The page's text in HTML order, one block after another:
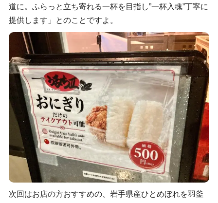
道に。ふらっと立ち寄れる一杯を目指し”一杯入魂”丁寧に
提供します」とのことですよ。
次回はお店の方おすすめの、岩手県産ひとめぼれを羽釜